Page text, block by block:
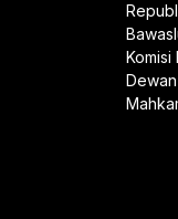
Komisi